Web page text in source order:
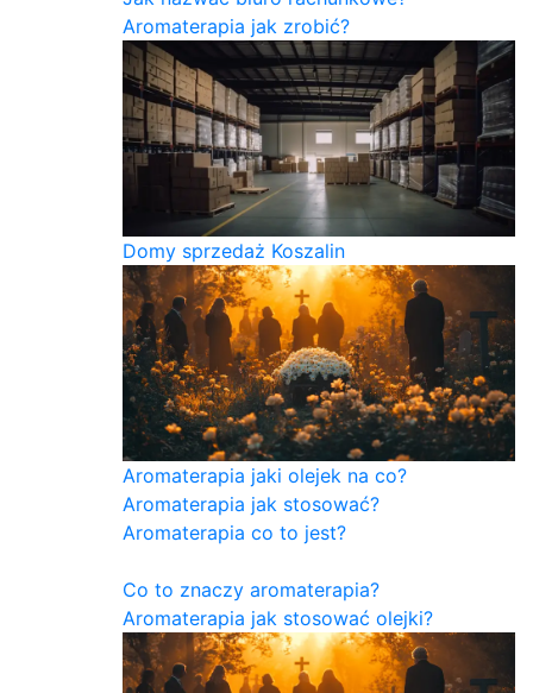
Aromaterapia jak zrobić?
Domy sprzedaż Koszalin
Aromaterapia jaki olejek na co?
Aromaterapia jak stosować?
Aromaterapia co to jest?
Co to znaczy aromaterapia?
Aromaterapia jak stosować olejki?